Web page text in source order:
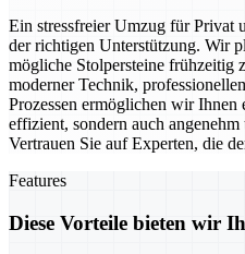
Ein stressfreier Umzug für Privat
der richtigen Unterstützung. Wir
mögliche Stolpersteine frühzeitig
moderner Technik,
Prozessen ermöglichen wir
effizient, sondern auch
Vertrauen Sie auf Experten, die
Features
Diese Vorteile bieten wir